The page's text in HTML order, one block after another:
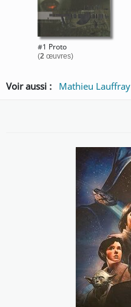
#1 Proto
(2 œuvres)
Voir aussi : Mathieu Lauffray